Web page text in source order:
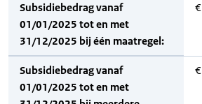
Subsidiebedrag vanaf
01/01/2025 tot en met
31/12/2025 bij één maatregel:
Subsidiebedrag vanaf
01/01/2025 tot en met